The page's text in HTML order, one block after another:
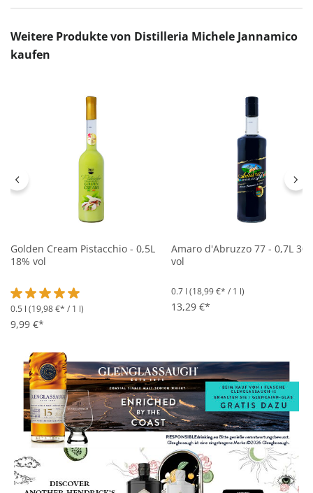
Produktgalerie überspringen
Weitere Produkte von Distilleria Michele Jannamico
kaufen
Golden Cream Pistacchio - 0,5L
18% vol
Durchschnittliche Bewertung von 5 von 5 Sternen
0.5 l (19,98 €* / 1 l)
9,99 €*
Amaro d'Abruzzo 77 - 0,7L
vol
0.7 l (18,99 €* / 1 l)
13,29 €*